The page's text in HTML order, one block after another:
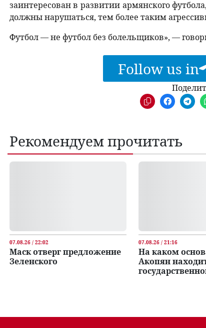
заинтересован в развитии армянского
должны нарушаться, тем более таким
Футбол — не футбол без болельщиков», —
Follow us in
Рекомендуем прочитать
07.08.26 / 22:02
Маск отверг предложение
Зеленского
07.08.26 / 21:16
На каком
Акопян